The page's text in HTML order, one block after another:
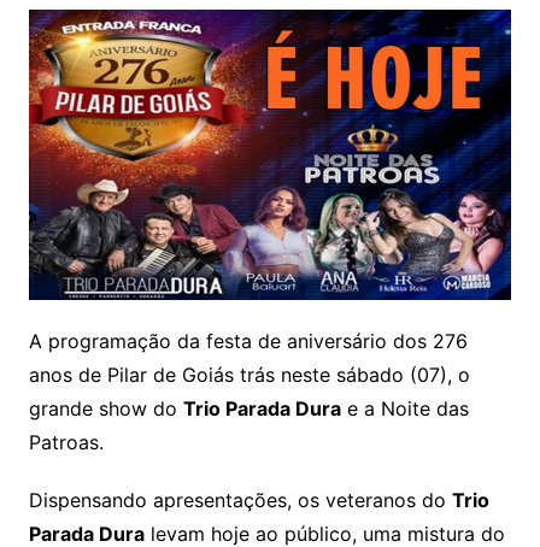
A programação da festa de aniversário dos 276
anos de Pilar de Goiás trás neste sábado (07), o
grande show do Trio Parada Durae a Noite das
Patroas.
Dispensando apresentações, os veteranos do Trio
Parada Duralevam hoje ao público, uma mistura do